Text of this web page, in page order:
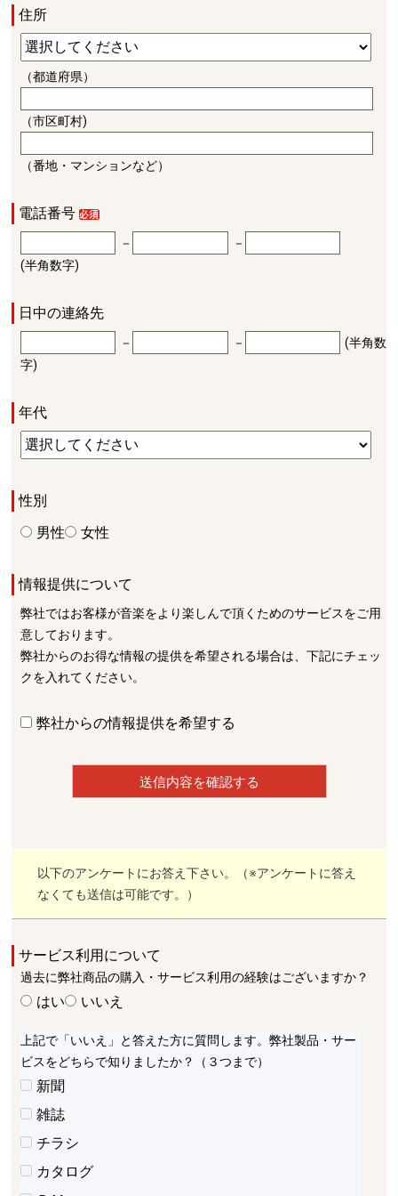
住所
（都道府県）
（市区町村)
（番地・マンションなど）
電話番号
－
－
(半角数字)
日中の連絡先
－ －
(半角数
字)
年代
性別
男性
女性
情報提供について
弊社ではお客様が音楽をより楽しんで頂くためのサービスをご用
意しております。
弊社からのお得な情報の提供を希望される場合は、下記にチェッ
クを入れてください。
弊社からの情報提供を希望する
以下のアンケートにお答え下さい。（※アンケートに答え
なくても送信は可能です。）
サービス利用について
過去に弊社商品の購入・サービス利用の経験はございますか？
はい いいえ
上記で「いいえ」と答えた方に質問します。弊社製品・サー
ビスをどちらで知りましたか？（３つまで）
新聞
雑誌
チラシ
カタログ